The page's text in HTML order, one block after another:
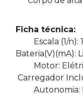
Ficha técnica:
Escala
Bateria(V)(mA):
Carregador